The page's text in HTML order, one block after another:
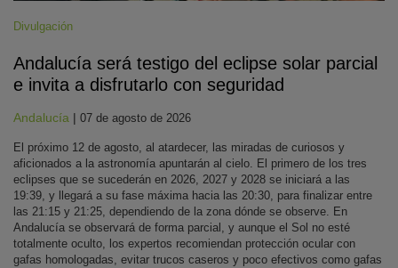
Divulgación
Andalucía será testigo del eclipse solar parcial
e invita a disfrutarlo con seguridad
Andalucía | 07 de agosto de 2026
El próximo 12 de agosto, al atardecer, las miradas de curiosos y
aficionados a la astronomía apuntarán al cielo. El primero de los tres
eclipses que se sucederán en 2026, 2027 y 2028 se iniciará a las
19:39, y llegará a su fase máxima hacia las 20:30, para finalizar entre
las 21:15 y 21:25, dependiendo de la zona dónde se observe. En
Andalucía se observará de forma parcial, y aunque el Sol no esté
totalmente oculto, los expertos recomiendan protección ocular con
gafas homologadas, evitar trucos caseros y poco efectivos como gafas